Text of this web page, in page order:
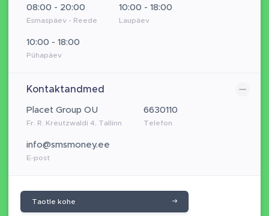
08:00 - 20:00
Esmaspäev - Reede
10:00 - 18:00
Laupäev
10:00 - 18:00
Pühapäev
Kontaktandmed
Placet Group OÜ
Fr. R. Kreutzwaldi 4, Tallinn
6630110
Telefon
info@smsmoney.ee
E-post
Taotle kohe